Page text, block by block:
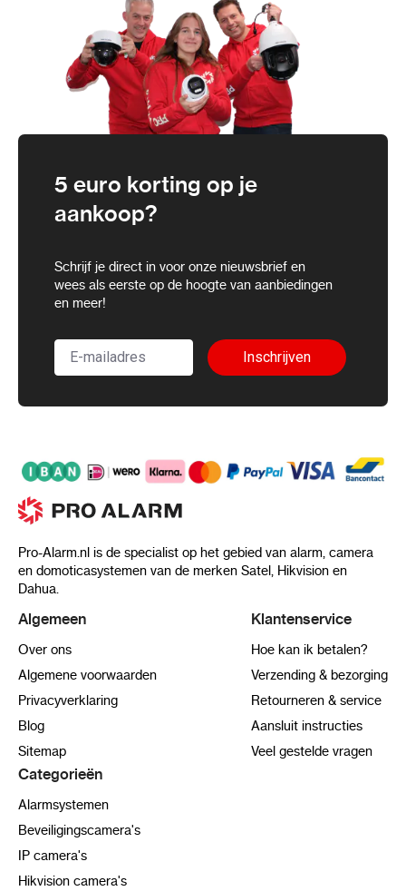
5 euro korting op je
aankoop?
Schrijf je direct in voor onze nieuwsbrief en
wees als eerste op de hoogte van aanbiedingen
en meer!
Inschrijven
Pro-Alarm.nl is de specialist op het gebied van alarm, camera
en domoticasystemen van de merken Satel, Hikvision en
Dahua.
Algemeen
Over ons
Algemene voorwaarden
Privacyverklaring
Blog
Sitemap
Klantenservice
Hoe kan ik betalen?
Verzending & bezorging
Retourneren & service
Aansluit instructies
Veel gestelde vragen
Categorieën
Alarmsystemen
Beveiligingscamera's
IP camera's
Hikvision camera's